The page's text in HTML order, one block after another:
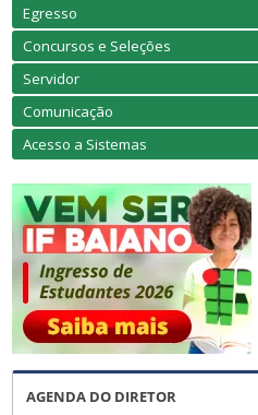
Egresso
Concursos e Seleções
Servidor
Comunicação
Acesso a Sistemas
AGENDA DO DIRETOR